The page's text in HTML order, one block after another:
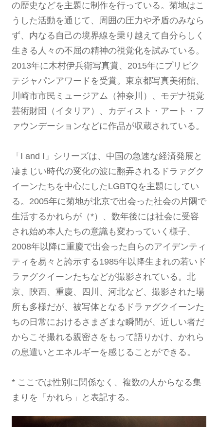
の歴史などを主題に制作を行っている。菊地はこ
うした活動を通じて、周囲の圧力や矛盾のみなら
ず、内なる自己の境界線を乗り越えて自分らしく
生きる人々の不屈の精神の視覚化を試みている。
2013年に木村伊兵衛写真賞、2015年にプリピク
テジャパンアワードを受賞。東京都写真美術館、
川崎市市民ミュージアム（神奈川）、モデナ視覚
芸術財団（イタリア）、カディスト・アート・フ
ァウンデーションなどに作品が収蔵されている。
「I and I」シリーズは、中国の急速な経済発展と
凄まじい時代の変化の波に翻弄されるドラァグク
イーンたちを中心にしたLGBTQを主題にしてい
る。2005年に菊地が北京で出会った社会の片隅で
生活するかれらが（*）、数年後には社会に受容
され始め本人たちの意識も変わっていく様子、
2008年以降に重慶で出会った自らのアイデンティ
ティを易々と誇示する1985年以降生まれの若いド
ラァグクイーンたちなどが撮影されている。北
京、陝西、重慶、四川、河北など、撮影された場
所も多様だが、被写体となるドラァグクイーンた
ちの日常におけるさまざまな瞬間が、近しい者だ
からこそ撮れる親密さをもって語りかけ、かれら
の息遣いとエネルギーを感じることができる。
* ここでは性別に関係なく、複数の人からなる集
まりを「かれら」と表記する。